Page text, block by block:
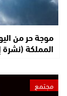
موجة حر من
المملكة (نشرة
مجتمع